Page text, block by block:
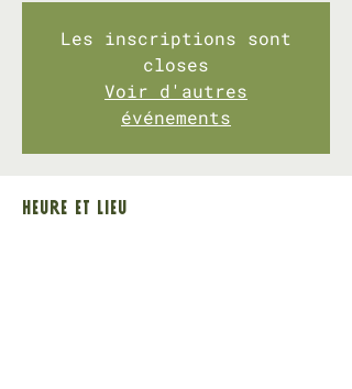
Les inscriptions sont
closes
Voir d'autres
événements
Heure et lieu